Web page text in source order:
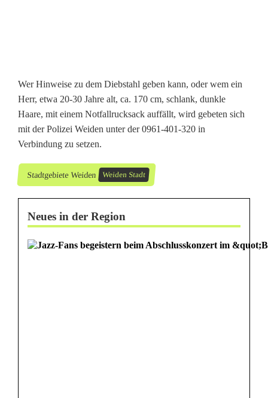
c
k
a
u
s
K
Wer Hinweise zu dem Diebstahl geben kann, oder wem ein
Herr, etwa 20-30 Jahre alt, ca. 170 cm, schlank, dunkle
Haare, mit einem Notfallrucksack auffällt, wird gebeten sich
mit der Polizei Weiden unter der 0961-401-320 in
Verbindung zu setzen.
Stadtgebiete Weiden Weiden Stadt
Neues in der Region